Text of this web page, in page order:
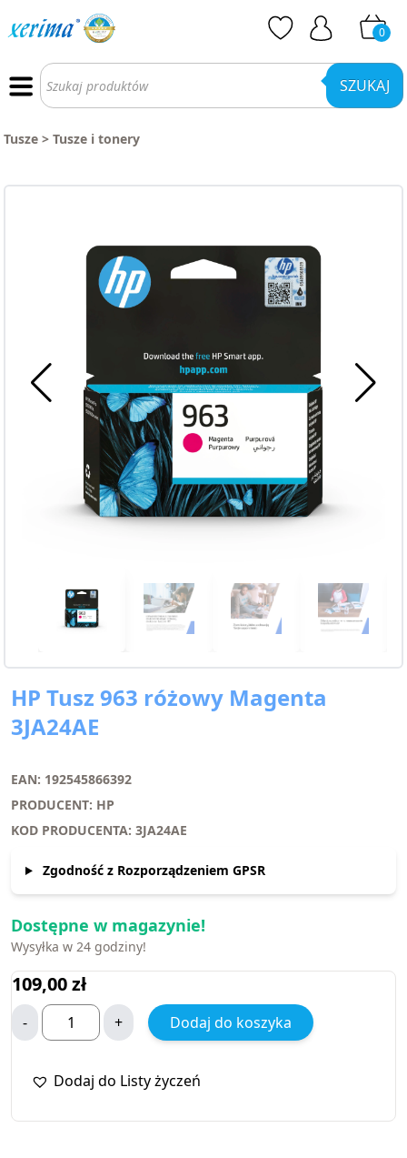
0
Wyszukiwarka
produktów SZUKAJ
Tusze > Tusze i tonery
HP Tusz 963 różowy Magenta
3JA24AE
EAN: 192545866392
PRODUCENT: HP
KOD PRODUCENTA: 3JA24AE
Zgodność z Rozporządzeniem GPSR
Dostępne w magazynie!
Wysyłka w 24 godziny!
109,00zł
- + Dodaj do koszyka
Dodaj do Listy życzeń